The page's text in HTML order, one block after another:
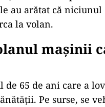
au arătat că
la volan.
mașinii
65 de ani care a
Pe surse, se